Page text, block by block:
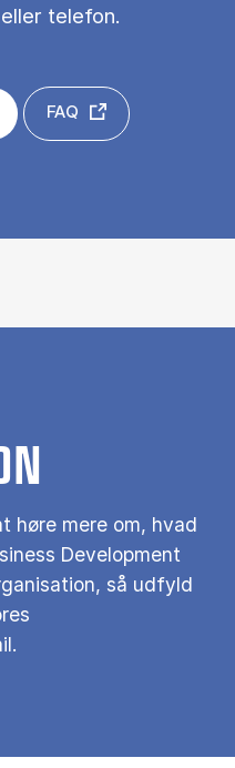
te­le­fon.
FAQ
høre mere om, hvad
Development
så udfyld